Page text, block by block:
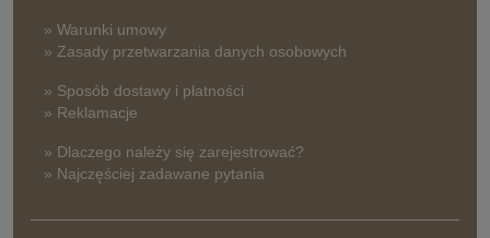
» Warunki umowy
» Zasady przetwarzania danych osobowych
» Sposób dostawy i płatności
» Reklamacje
» Dlaczego należy się zarejestrować?
» Najczęściej zadawane pytania